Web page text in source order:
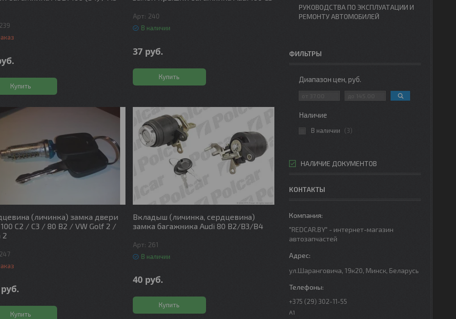
239
Купить
240
В наличии
37 руб.
Купить
(личинка) замка двери
100 C2 / C3 / 80 B2 / VW Golf 2 /
2
247
руб.
Купить
Вкладыш (личинка, сердцевина)
замка багажника Audi 80 B2/B3/B4
261
В наличии
40 руб.
Купить
РУКОВОДСТВА ПО ЭКСПЛУАТАЦИИ И
РЕМОНТУ АВТОМОБИЛЕЙ
ФИЛЬТРЫ
Диапазон цен, руб.
Наличие
В наличии 3
НАЛИЧИЕ ДОКУМЕНТОВ
КОНТАКТЫ
"REDCAR.BY" - интернет-магазин
автозапчастей
ул.Шаранговича, 19к20, Минск, Беларусь
+375 (29) 302-11-55
A1